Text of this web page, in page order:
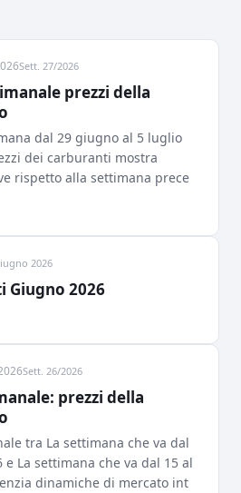
Sett. 27/2026
prezzi della
dal 29 giugno al 5 luglio
dei carburanti mostra
rispetto alla settimana prece
2026
Giugno 2026
Sett. 26/2026
prezzi della
tra La settimana che va dal
La settimana che va dal 15 al
dinamiche di mercato int